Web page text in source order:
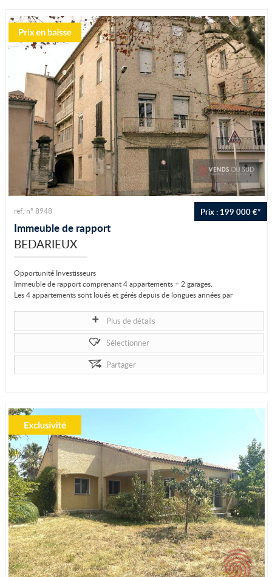
Prix : 199 000 €*
ref. n° 8948
Immeuble de rapport
BEDARIEUX
Opportunité Investisseurs
Immeuble de rapport comprenant 4 appartements + 2 garages.
Les 4 appartements sont loués et gérés depuis de longues années par
Plus de détails
Sélectionner
Partager